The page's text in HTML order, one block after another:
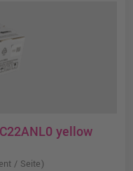
yellow
/ Seite)